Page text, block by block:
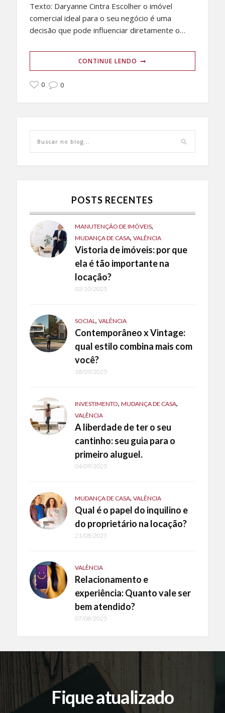
Texto: Daryanne Cintra Escolher o imóvel
comercial ideal para o seu negócio é uma
decisão que pode influenciar diretamente o…
CONTINUE LENDO
0 0
POSTS RECENTES
MANUTENÇÃO DE IMÓVEIS,
MUDANÇA DE CASA, VALÊNCIA
Vistoria de imóveis: por que
ela é tão importante na
locação?
02/10/2025
SOCIAL, VALÊNCIA
Contemporâneo x Vintage:
qual estilo combina mais com
você?
18/09/2025
INVESTIMENTO, MUDANÇA DE CASA,
VALÊNCIA
A liberdade de ter o seu
cantinho: seu guia para o
primeiro aluguel.
04/09/2025
MUDANÇA DE CASA, VALÊNCIA
Qual é o papel do inquilino e
do proprietário na locação?
21/08/2025
VALÊNCIA
Relacionamento e
experiência: Quanto vale ser
bem atendido?
07/08/2025
Fique atualizado